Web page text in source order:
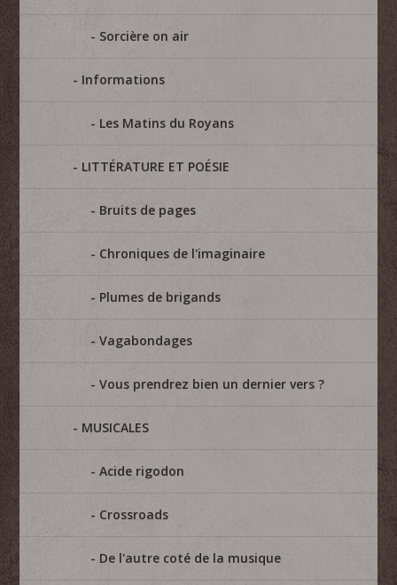
Sorcière on air
Informations
Les Matins du Royans
LITTÉRATURE ET POÉSIE
Bruits de pages
Chroniques de l'imaginaire
Plumes de brigands
Vagabondages
Vous prendrez bien un dernier vers ?
MUSICALES
Acide rigodon
Crossroads
De l'autre coté de la musique